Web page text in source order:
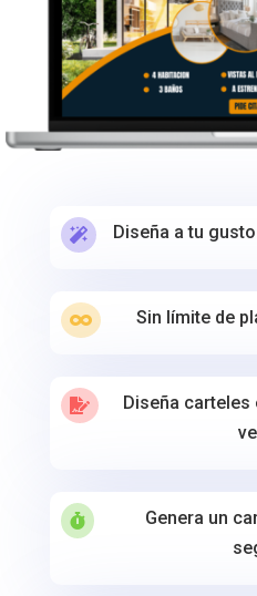
 Diseña a tu
 Sin límite de

Diseña carteles

Genera un